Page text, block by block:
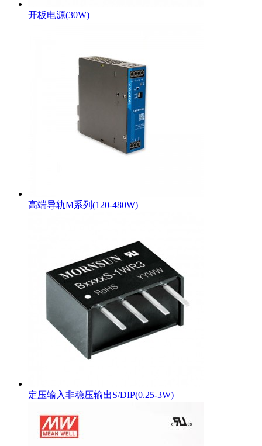
开板电源(30W)
高端导轨M系列(120-480W)
定压输入非稳压输出S/DIP(0.25-3W)